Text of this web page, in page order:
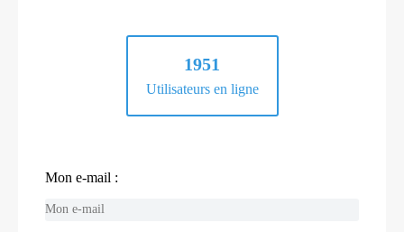
1951
Utilisateurs en ligne
Mon e-mail :